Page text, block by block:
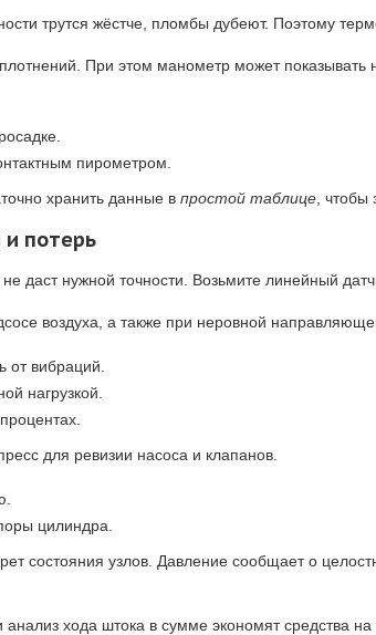
трутся жёстче, пломбы дубеют. Поэтому
При этом манометр может показывать
пирометром.
хранить данные в простой таблице ,
потерь
даст нужной точности. Возьмите линейный
воздуха, а также при неровной
от вибраций.
нагрузкой.
для ревизии насоса и клапанов.
цилиндра.
состояния узлов. Давление сообщает о
анализ хода штока в сумме экономят средства